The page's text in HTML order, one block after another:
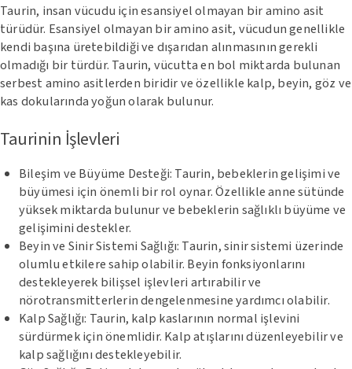
Taurin, insan vücudu için esansiyel olmayan bir amino asit
türüdür. Esansiyel olmayan bir amino asit, vücudun genellikle
kendi başına üretebildiği ve dışarıdan alınmasının gerekli
olmadığı bir türdür. Taurin, vücutta en bol miktarda bulunan
serbest amino asitlerden biridir ve özellikle kalp, beyin, göz ve
kas dokularında yoğun olarak bulunur.
Taurinin İşlevleri
Bileşim ve Büyüme Desteği: Taurin, bebeklerin gelişimi ve
büyümesi için önemli bir rol oynar. Özellikle anne sütünde
yüksek miktarda bulunur ve bebeklerin sağlıklı büyüme ve
gelişimini destekler.
Beyin ve Sinir Sistemi Sağlığı: Taurin, sinir sistemi üzerinde
olumlu etkilere sahip olabilir. Beyin fonksiyonlarını
destekleyerek bilişsel işlevleri artırabilir ve
nörotransmitterlerin dengelenmesine yardımcı olabilir.
Kalp Sağlığı: Taurin, kalp kaslarının normal işlevini
sürdürmek için önemlidir. Kalp atışlarını düzenleyebilir ve
kalp sağlığını destekleyebilir.